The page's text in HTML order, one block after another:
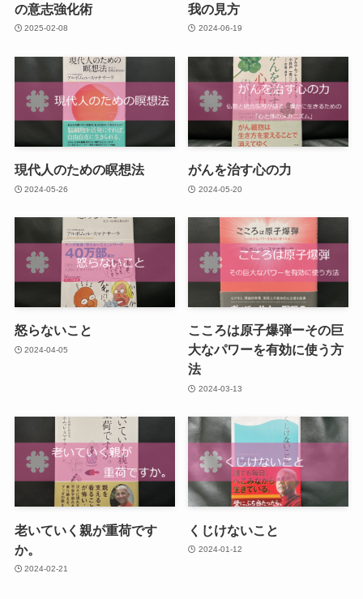
の意志強化術
2025-02-08
我の見方
2024-06-19
現代人のための瞑想法
2024-05-26
がんを治す心の力
2024-05-20
怒らないこと
2024-04-05
こころは原子爆弾ーその巨
大なパワーを有効に使う方
法
2024-03-13
老いていく親が重荷です
か。
2024-02-21
くじけないこと
2024-01-12